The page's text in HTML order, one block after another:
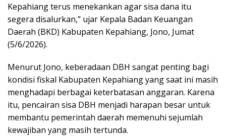
Kepahiang terus menekankan agar sisa dana itu
segera disalurkan,” ujar Kepala Badan Keuangan
Daerah (BKD) Kabupaten Kepahiang, Jono, Jumat
(5/6/2026).
Menurut Jono, keberadaan DBH sangat penting bagi
kondisi fiskal Kabupaten Kepahiang yang saat ini masih
menghadapi berbagai keterbatasan anggaran. Karena
itu, pencairan sisa DBH menjadi harapan besar untuk
membantu pemerintah daerah memenuhi sejumlah
kewajiban yang masih tertunda.